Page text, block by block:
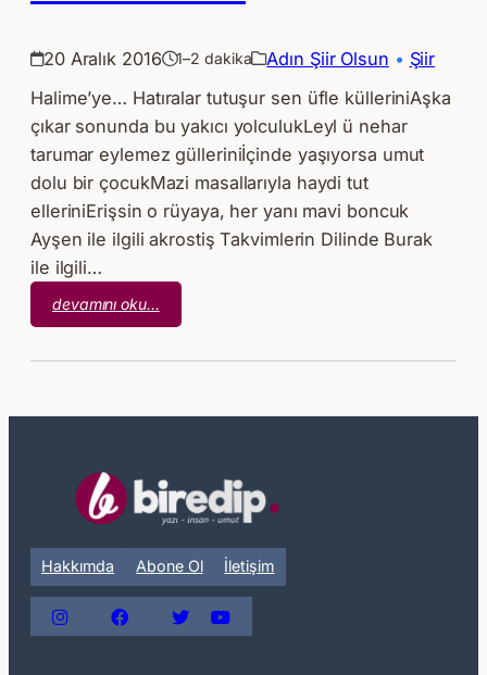
20 Aralık 2016 1–2 dakika Adın Şiir Olsun • Şiir
Halime’ye… Hatıralar tutuşur sen üfle külleriniAşka
çıkar sonunda bu yakıcı yolculukLeyl ü nehar
tarumar eylemez gülleriniİçinde yaşıyorsa umut
dolu bir çocukMazi masallarıyla haydi tut
elleriniErişsin o rüyaya, her yanı mavi boncuk
Ayşen ile ilgili akrostiş Takvimlerin Dilinde Burak
ile ilgili…
devamını oku…
Mazi
Hakkımda Abone Ol İletişim